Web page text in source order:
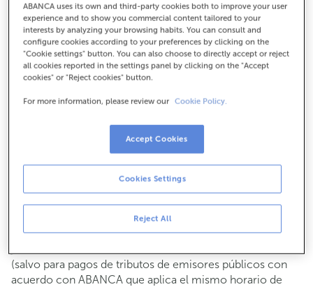
982440118
Cómo llegar
Gestiones comerciales
8:15 a 14:00.
cita previay te atenderemos el día y hora
Operaciones con efectivo
Clientes: de lunes a viernes de 8:15 a 11:00
Si no eres cliente, el horario de caja será losmartes y
(salvo para pagos de tributos de emisores públicos con
acuerdo con ABANCA que aplica el mismo horario de
ABANCA uses its own and third-party cookies both to improve your user
experience and to show you commercial content tailored to your
interests by analyzing your browsing habits. You can consult and
configure cookies according to your preferences by clicking on the
"Cookie settings" button. You can also choose to directly accept or reject
all cookies reported in the settings panel by clicking on the "Accept
cookies" or "Reject cookies" button.
For more information, please review our Cookie Policy.
Reject All
Cookies Settings
Accept Cookies